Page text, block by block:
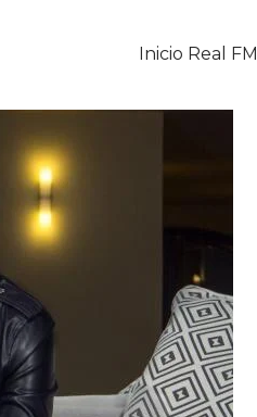
Inicio Real FM
En Vivo
Descarga La
Programas
Noticias
Equipo